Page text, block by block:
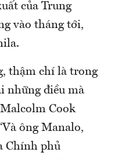
của Trung
vào tháng tới,
thậm chí là trong
những điều mà
Cook
ông Manalo,
Chính phủ